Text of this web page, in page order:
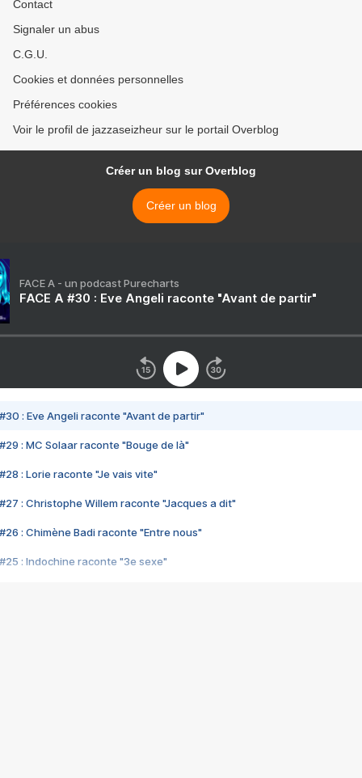
Contact
Signaler un abus
C.G.U.
Cookies et données personnelles
Préférences cookies
Voir le profil de jazzaseizheur sur le portail Overblog
Créer un blog sur Overblog
Créer un blog
FACE A - un podcast Purecharts
FACE A #30 : Eve Angeli raconte "Avant de partir"
#30 : Eve Angeli raconte "Avant de partir"
#29 : MC Solaar raconte "Bouge de là"
#28 : Lorie raconte "Je vais vite"
#27 : Christophe Willem raconte "Jacques a dit"
#26 : Chimène Badi raconte "Entre nous"
#25 : Indochine raconte "3e sexe"